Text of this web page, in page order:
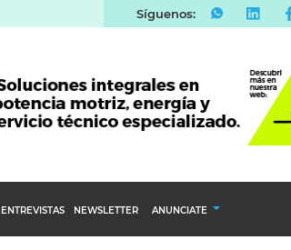
Síguenos:
ENTREVISTAS NEWSLETTER ANUNCIATE